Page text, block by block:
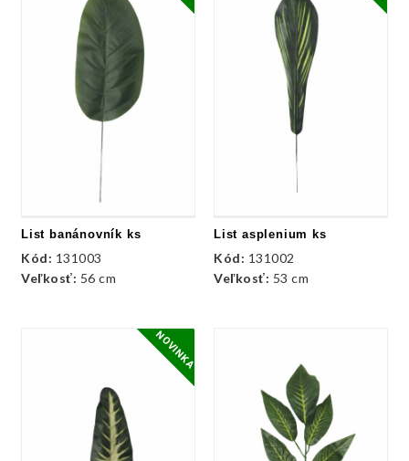
List banánovník ks
Kód: 131003
Veľkosť: 56 cm
List asplenium ks
Kód: 131002
Veľkosť: 53 cm
NOVINKA